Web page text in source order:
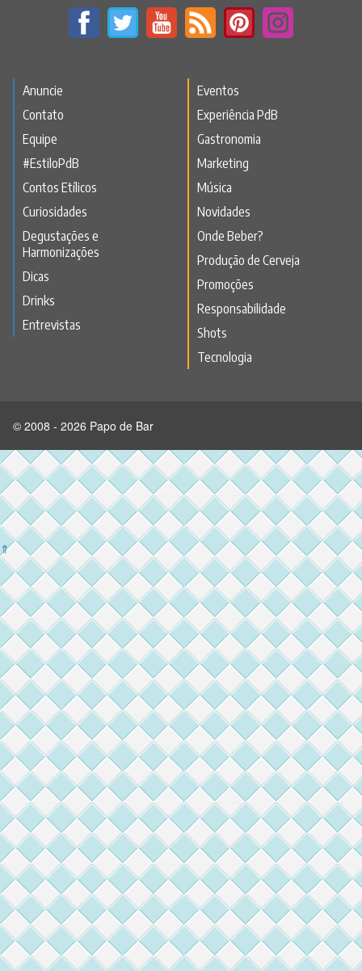
Anuncie
Contato
Equipe
#EstiloPdB
Contos Etílicos
Curiosidades
Degustações e
Harmonizações
Dicas
Drinks
Entrevistas
Eventos
Experiência PdB
Gastronomia
Marketing
Música
Novidades
Onde Beber?
Produção de Cerveja
Promoções
Responsabilidade
Shots
Tecnologia
© 2008 - 2026 Papo de Bar
⇑